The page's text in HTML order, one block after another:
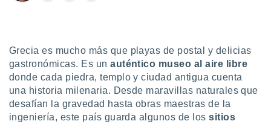
nuestra
y
de
Grecia es mucho más que playas de postal y delicias
gastronómicas. Es unauténtico museo al aire libre
donde cada piedra, templo y ciudad antigua cuenta
una historia milenaria. Desde maravillas naturales que
desafían la gravedad hasta obras maestras de la
ingeniería, este país guarda algunos de los sitios